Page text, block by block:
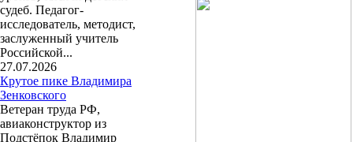
судеб. Педагог-
исследователь, методист,
заслуженный учитель
Российской...
27.07.2026
Крутое пике Владимира
Зенковского
Ветеран труда РФ,
авиаконструктор из
Подстёпок Владимир